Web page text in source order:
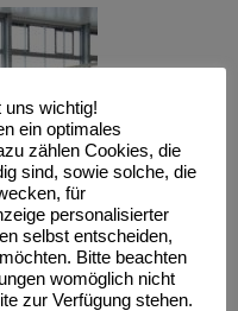
uns wichtig!
ein optimales
zählen Cookies, die
sind, sowie solche, die
für
personalisierter
selbst entscheiden,
Bitte beachten
womöglich nicht
zur Verfügung stehen.